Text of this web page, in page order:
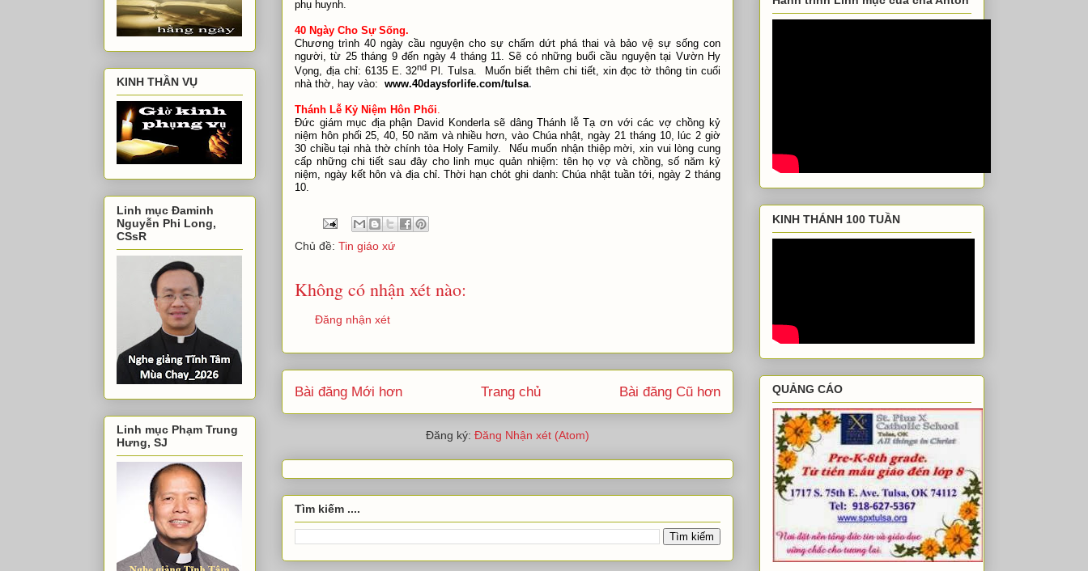
phụ huynh.
40 Ngày Cho Sự Sống.
Chương trình 40 ngày cầu nguyện cho sự chấm dứt phá thai và bảo vệ sự sống con
người, từ 25 tháng 9 đến ngày 4 tháng 11. Sẽ có những buổi cầu nguyện tại Vườn Hy
Vọng, địa chỉ: 6135 E. 32nd Pl. Tulsa. Muốn biết thêm chi tiết, xin đọc tờ thông tin cuối
nhà thờ, hay vào: www.40daysforlife.com/tulsa.
Thánh Lễ Kỷ Niệm Hôn Phối
Đức giám mục địa phận David Konderla sẽ dâng Thánh lễ Tạ ơn với các vợ chồng kỷ
niệm hôn phối 25, 40, 50 năm và nhiều hơn, vào Chúa nhật, ngày 21 tháng 10, lúc 2 giờ
30 chiều tại nhà thờ chính tòa Holy Family. Nếu muốn nhận thiệp mời, xin vui lòng cung
cấp những chi tiết sau đây cho linh mục quản nhiệm: tên họ vợ và chồng, số năm kỷ
niệm, ngày kết hôn và địa chỉ. Thời hạn chót ghi danh: Chúa nhật tuần tới, ngày 2 tháng
10.
Chủ đề: Tin giáo xứ
Không có nhận xét nào:
Đăng nhận xét
Bài đăng Mới hơn Bài đăng Cũ hơn
Trang chủ
Đăng ký: Đăng Nhận xét (Atom)
Tìm kiếm ....
KINH THẦN VỤ
Linh mục Đaminh
Nguyễn Phi Long,
CSsR
Linh mục Phạm Trung
Hưng, SJ
KINH THÁNH 100 TUẦN
QUẢNG CÁO